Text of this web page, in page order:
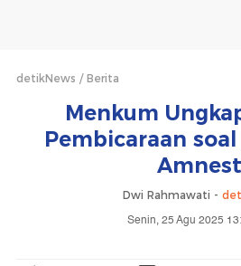
detikNews Berita
Menkum
Pembicaraan
Dwi Rahmawati -
Senin, 25 Agu 2025